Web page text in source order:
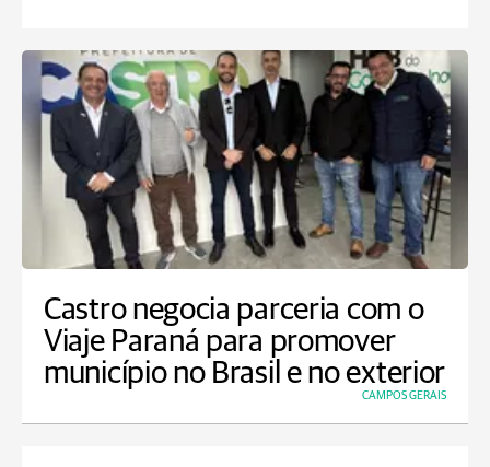
Castro negocia parceria com o
Viaje Paraná para promover
município no Brasil e no exterior
CAMPOS GERAIS